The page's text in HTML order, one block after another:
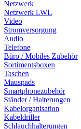
Netzwerk
Netzwerk LWL
Video
Stromversorgung
Audio
Telefone
Büro / Mobiles Zubehör
Sortimentsboxen
Taschen
Mauspads
Smartphonezubehör
Ständer / Halterungen
Kabelorganisation
Kabeldriller
Schlauchhalterungen